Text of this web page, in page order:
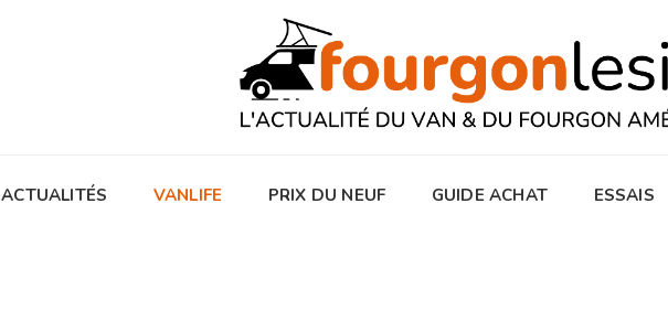
ACTUALITÉS VANLIFE PRIX DU NEUF GUIDE ACHAT ESSAIS